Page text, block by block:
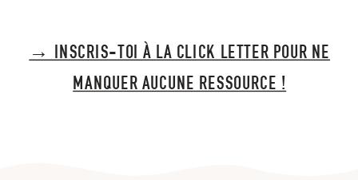
→ INSCRIS-TOI À LA CLICK LETTER POUR NE
MANQUER AUCUNE RESSOURCE !